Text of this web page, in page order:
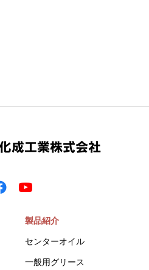
製品紹介
センターオイル
一般用グリース